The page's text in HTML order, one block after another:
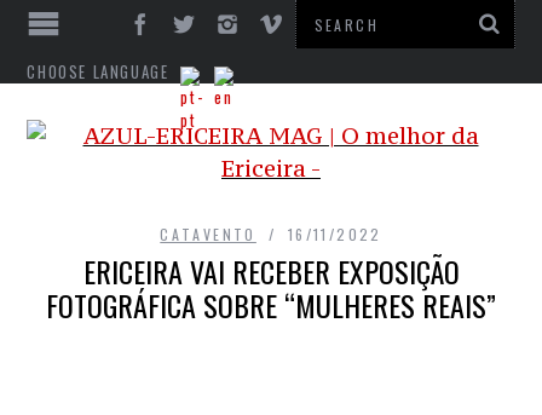
CHOOSE LANGUAGE
CATAVENTO 16/11/2022
ERICEIRA VAI RECEBER EXPOSIÇÃO
FOTOGRÁFICA SOBRE “MULHERES REAIS”